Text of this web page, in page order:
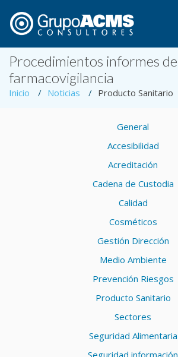
Procedimientos informes de
farmacovigilancia
Inicio Noticias Producto Sanitario
General
Accesibilidad
Acreditación
Cadena de Custodia
Calidad
Cosméticos
Gestión Dirección
Medio Ambiente
Prevención Riesgos
Producto Sanitario
Sectores
Seguridad Alimentaria
Seguridad información